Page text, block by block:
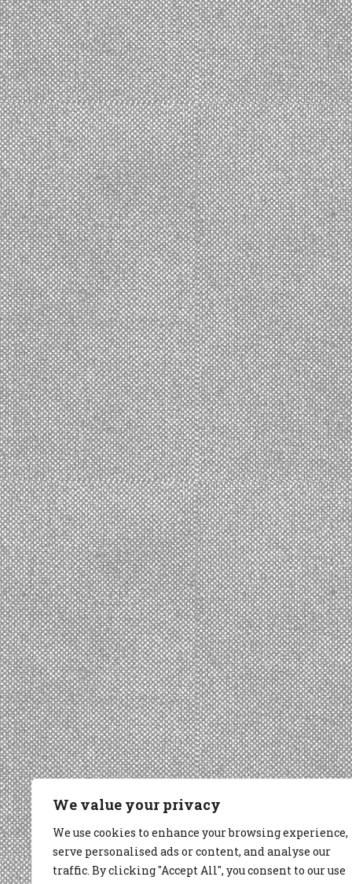
We value your privacy
We use cookies to enhance your browsing experience,
serve personalised ads or content, and analyse our
traffic. By clicking "Accept All", you consent to our use